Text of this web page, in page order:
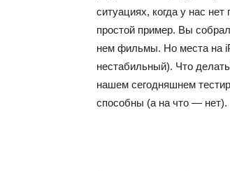
ситуациях, когда у нас
простой пример. Вы
нем фильмы. Но места на
нестабильный). Что
нашем сегодняшнем
способны (а на что — нет).